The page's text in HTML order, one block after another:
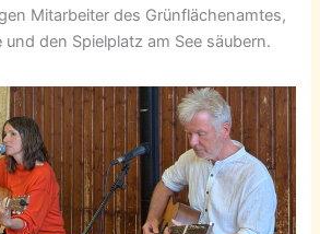
Mitarbeiter des Grünflächenamtes,
und den Spielplatz am See säubern.